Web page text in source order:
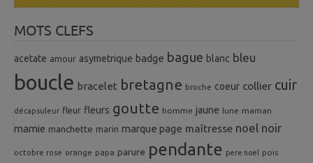
MOTS CLEFS
acetate amour asymetrique badge bague blanc bleu
boucle bracelet bretagne broche coeur collier cuir
décapsuleur fleur fleurs goutte homme jaune lune maman
mamie manchette marin marque page maîtresse noel noir
octobre rose orange papa parure pendante pere noel pois